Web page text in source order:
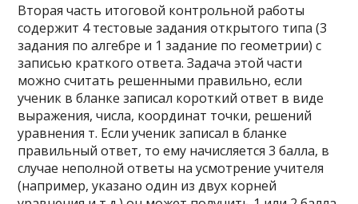
Вторая часть итоговой контрольной работы
содержит 4 тестовые задания открытого типа (3
задания по алгебре и 1 задание по геометрии) с
записью краткого ответа. Задача этой части
можно считать решенными правильно, если
ученик в бланке записал короткий ответ в виде
выражения, числа, координат точки, решений
уравнения т. Если ученик записал в бланке
правильный ответ, то ему начисляется 3 балла, в
случае неполной ответы на усмотрение учителя
(например, указано один из двух корней